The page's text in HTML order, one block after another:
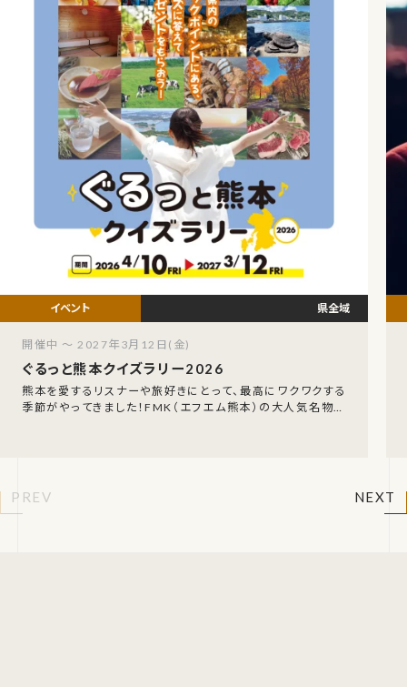
ぐるっと熊本クイズラリー2026
熊本を愛するリスナーや旅好きにとって、最高にワクワクする
季節がやってきました！FMK（エフエム熊本）の大人気名物企
県全域
開催中 ～ 2027年3月12日(金)
PREV NEXT